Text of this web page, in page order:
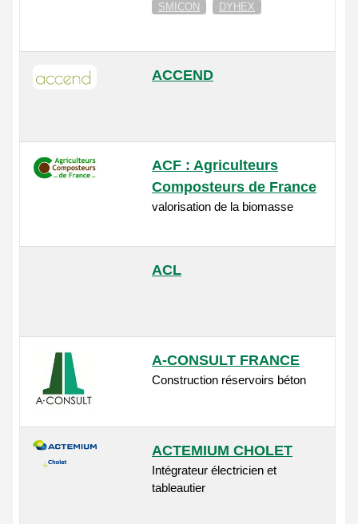
SMICON
DYHEX
ACCEND
ACF : Agriculteurs
Composteurs de France
valorisation de la biomasse
ACL
A-CONSULT FRANCE
Construction réservoirs béton
ACTEMIUM CHOLET
Intégrateur électricien et
tableautier